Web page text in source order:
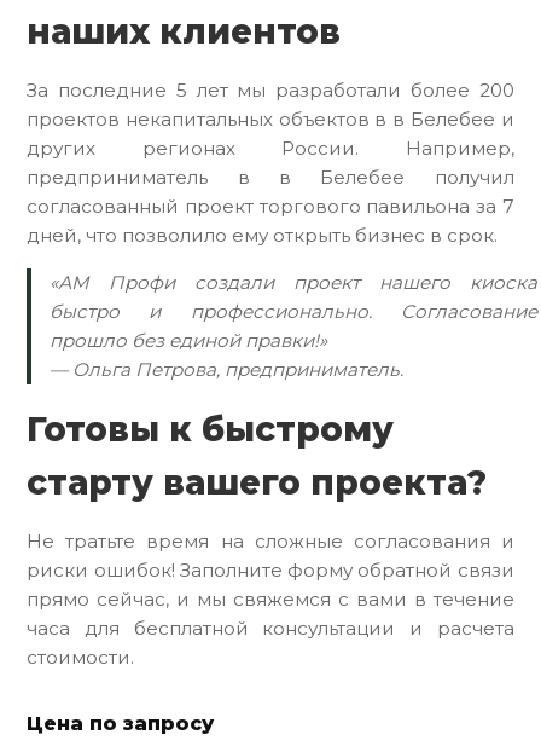
наших клиентов
За последние 5 лет мы разработали более 200
проектов некапитальных объектов в в Белебее и
других регионах России. Например,
предприниматель в в Белебее получил
согласованный проект торгового павильона за 7
дней, что позволило ему открыть бизнес в срок.
«АМ Профи создали проект нашего киоска
быстро и профессионально. Согласование
прошло без единой правки!»
— Ольга Петрова, предприниматель.
Готовы к быстрому
старту вашего проекта?
Не тратьте время на сложные согласования и
риски ошибок! Заполните форму обратной связи
прямо сейчас, и мы свяжемся с вами в течение
часа для бесплатной консультации и расчета
стоимости.
Цена по запросу